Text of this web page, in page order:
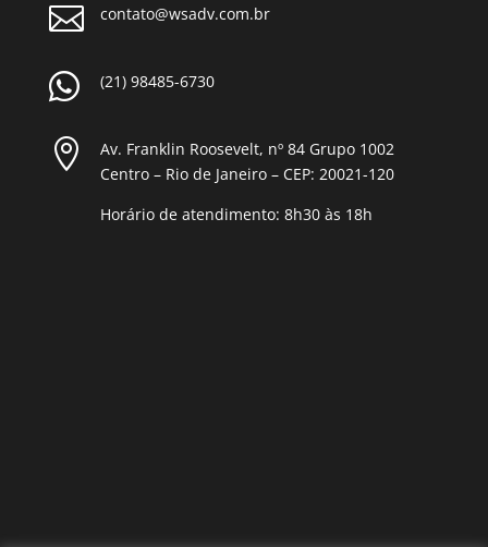
 contato@wsadv.com.br
 (21) 98485-6730

Av. Franklin Roosevelt, nº 84 Grupo 1002
Centro – Rio de Janeiro – CEP: 20021-120
Horário de atendimento: 8h30 às 18h